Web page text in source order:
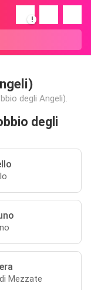
!
degli Angeli).
degli
Mezzate